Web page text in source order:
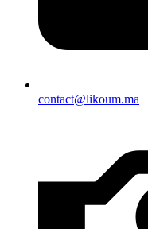
contact@likoum.ma